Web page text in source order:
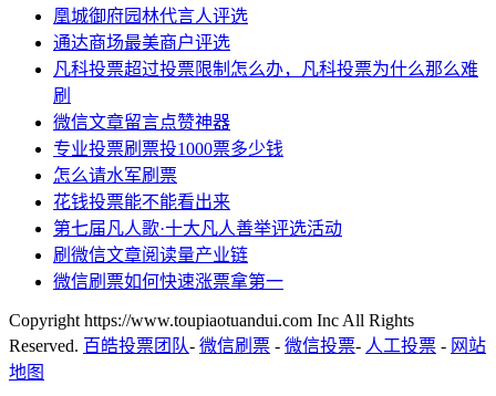
凰城御府园林代言人评选
通达商场最美商户评选
凡科投票超过投票限制怎么办，凡科投票为什么那么难
刷
微信文章留言点赞神器
专业投票刷票投1000票多少钱
怎么请水军刷票
花钱投票能不能看出来
第七届凡人歌·十大凡人善举评选活动
刷微信文章阅读量产业链
微信刷票如何快速涨票拿第一
Copyright https://www.toupiaotuandui.com Inc All Rights
Reserved. 百皓投票团队- 微信刷票 - 微信投票- 人工投票 - 网站
地图